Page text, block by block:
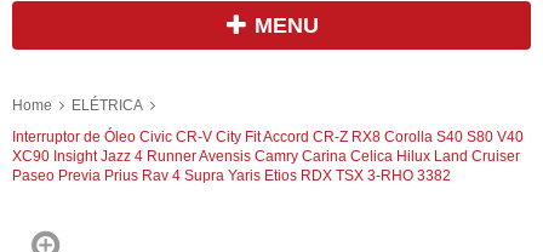
MENU
Home
ELÉTRICA
Interruptor de Óleo Civic CR-V City Fit Accord CR-Z RX8 Corolla S40 S80 V40
XC90 Insight Jazz 4 Runner Avensis Camry Carina Celica Hilux Land Cruiser
Paseo Previa Prius Rav 4 Supra Yaris Etios RDX TSX 3-RHO 3382